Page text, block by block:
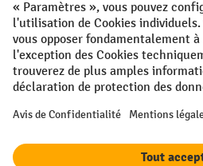
if not stated otherwise.
¹ La remise est valable jusqu'à
s'applique pas aux prix spéciaux. Il n'est
avec d'autres réductions en pourcentage
réduction unique est offerte lors de la
toute commande d'un montant net
jusqu'à 10 %. Les transpalettes